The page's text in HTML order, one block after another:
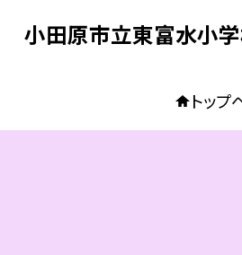
小田原市立東富水小
トップ